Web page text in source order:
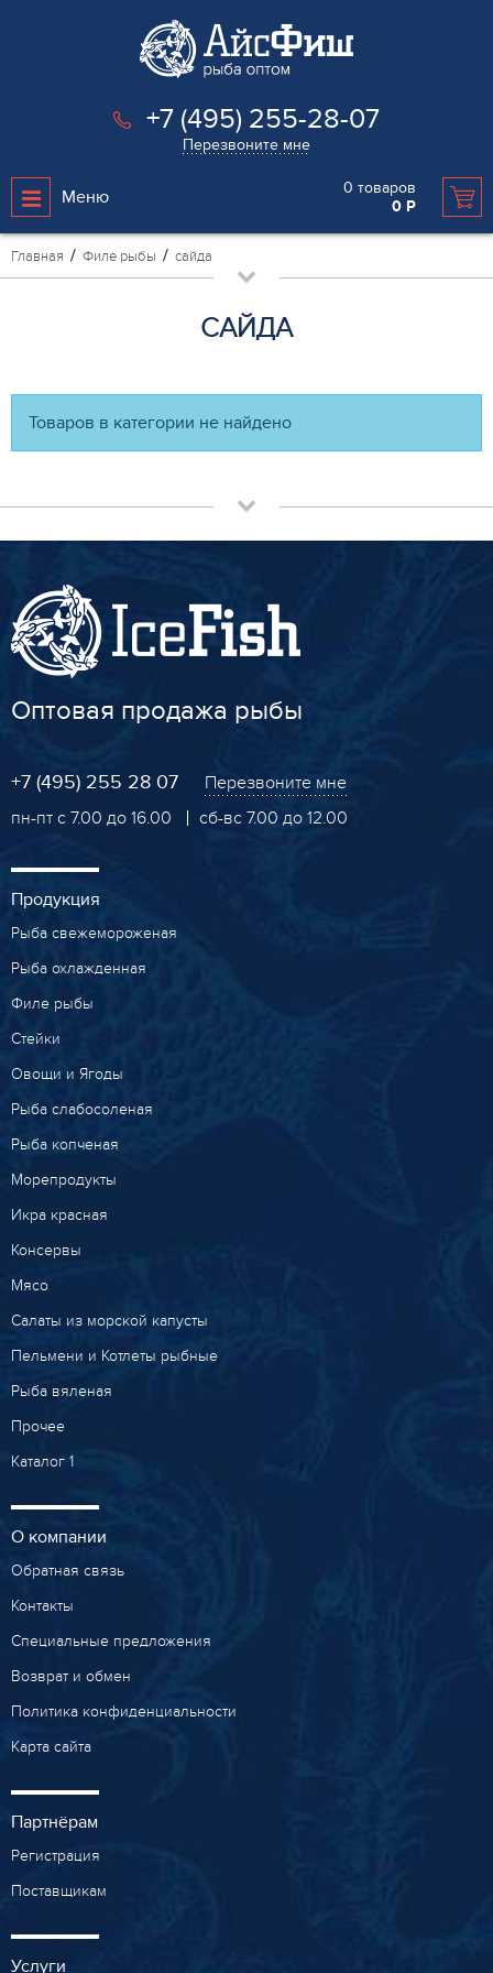
+7 (495) 255-28-07
Перезвоните мне
Меню 0 товаров
0 Р
Главная Филе рыбы сайда
САЙДА
Товаров в категории не найдено
Оптовая продажа рыбы
+7 (495) 255 28 07
Перезвоните мне
пн-пт с 7.00 до 16.00
сб-вс 7.00 до 12.00
Продукция
Рыба свежемороженая
Рыба охлажденная
Филе рыбы
Стейки
Овощи и Ягоды
Рыба слабосоленая
Рыба копченая
Морепродукты
Икра красная
Консервы
Мясо
Салаты из морской капусты
Пельмени и Котлеты рыбные
Рыба вяленая
Прочее
Каталог 1
О компании
Обратная связь
Контакты
Специальные предложения
Возврат и обмен
Политика конфиденциальности
Карта сайта
Партнёрам
Регистрация
Поставщикам
Услуги